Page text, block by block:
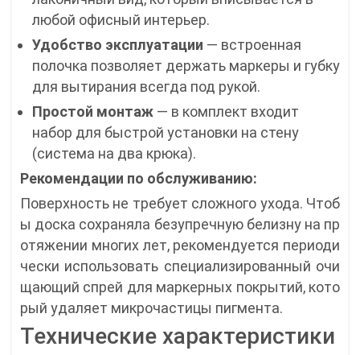
любой офисный интерьер.
Удобство эксплуатации — встроенная
полочка позволяет держать маркеры и губку
для вытирания всегда под рукой.
Простой монтаж — в комплект входит
набор для быстрой установки на стену
(система на два крюка).
Рекомендации по обслуживанию:
Поверхность не требует сложного ухода. Чтоб
ы доска сохраняла безупречную белизну на пр
отяжении многих лет, рекомендуется периоди
чески использовать специализированный очи
щающий спрей для маркерных покрытий, кото
рый удаляет микрочастицы пигмента.
Технические характеристики